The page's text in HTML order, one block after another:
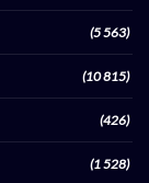
(5 563)
(10 815)
(426)
(1 528)